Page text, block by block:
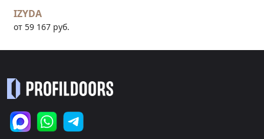
IZYDA
от 59 167 руб.